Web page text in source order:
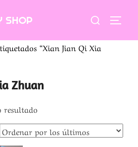
SHOP Buscar:
“Xian Jian Qi Xia
Zhuan
resultado